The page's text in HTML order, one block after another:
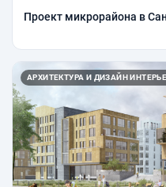
Проект микрорайона в
АРХИТЕКТУРА И ДИЗАЙН